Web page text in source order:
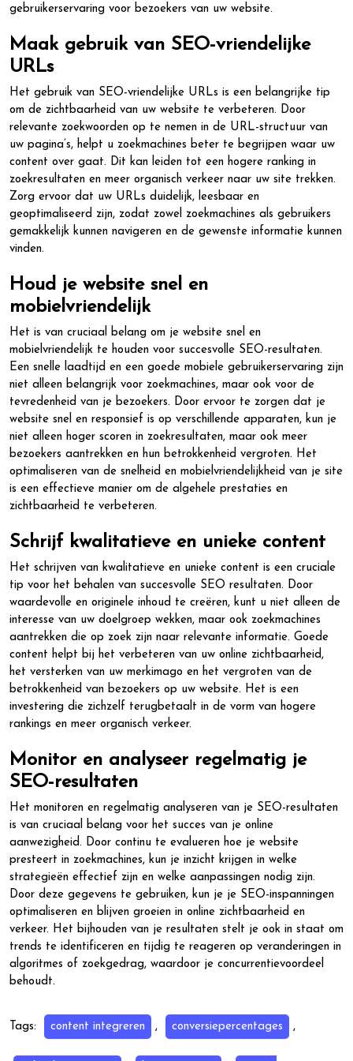
gebruikerservaring voor bezoekers van uw website.
Maak gebruik van SEO-vriendelijke
URLs
Het gebruik van SEO-vriendelijke URLs is een belangrijke tip
om de zichtbaarheid van uw website te verbeteren. Door
relevante zoekwoorden op te nemen in de URL-structuur van
uw pagina’s, helpt u zoekmachines beter te begrijpen waar uw
content over gaat. Dit kan leiden tot een hogere ranking in
zoekresultaten en meer organisch verkeer naar uw site trekken.
Zorg ervoor dat uw URLs duidelijk, leesbaar en
geoptimaliseerd zijn, zodat zowel zoekmachines als gebruikers
gemakkelijk kunnen navigeren en de gewenste informatie kunnen
vinden.
Houd je website snel en
mobielvriendelijk
Het is van cruciaal belang om je website snel en
mobielvriendelijk te houden voor succesvolle SEO-resultaten.
Een snelle laadtijd en een goede mobiele gebruikerservaring zijn
niet alleen belangrijk voor zoekmachines, maar ook voor de
tevredenheid van je bezoekers. Door ervoor te zorgen dat je
website snel en responsief is op verschillende apparaten, kun je
niet alleen hoger scoren in zoekresultaten, maar ook meer
bezoekers aantrekken en hun betrokkenheid vergroten. Het
optimaliseren van de snelheid en mobielvriendelijkheid van je site
is een effectieve manier om de algehele prestaties en
zichtbaarheid te verbeteren.
Schrijf kwalitatieve en unieke content
Het schrijven van kwalitatieve en unieke content is een cruciale
tip voor het behalen van succesvolle SEO resultaten. Door
waardevolle en originele inhoud te creëren, kunt u niet alleen de
interesse van uw doelgroep wekken, maar ook zoekmachines
aantrekken die op zoek zijn naar relevante informatie. Goede
content helpt bij het verbeteren van uw online zichtbaarheid,
het versterken van uw merkimago en het vergroten van de
betrokkenheid van bezoekers op uw website. Het is een
investering die zichzelf terugbetaalt in de vorm van hogere
rankings en meer organisch verkeer.
Monitor en analyseer regelmatig je
SEO-resultaten
Het monitoren en regelmatig analyseren van je SEO-resultaten
is van cruciaal belang voor het succes van je online
aanwezigheid. Door continu te evalueren hoe je website
presteert in zoekmachines, kun je inzicht krijgen in welke
strategieën effectief zijn en welke aanpassingen nodig zijn.
Door deze gegevens te gebruiken, kun je je SEO-inspanningen
optimaliseren en blijven groeien in online zichtbaarheid en
verkeer. Het bijhouden van je resultaten stelt je ook in staat om
trends te identificeren en tijdig te reageren op veranderingen in
algoritmes of zoekgedrag, waardoor je concurrentievoordeel
behoudt.
Tags: content integreren , conversiepercentages ,